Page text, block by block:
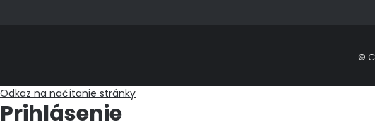
©
Odkaz na načítanie stránky
Prihlásenie